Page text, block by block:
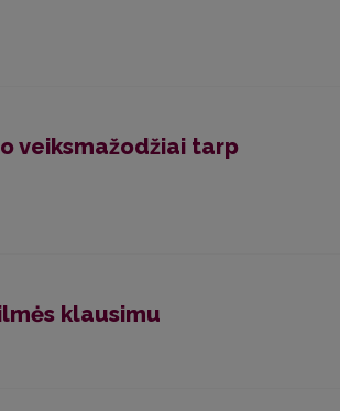
veiksmažodžiai tarp
klausimu